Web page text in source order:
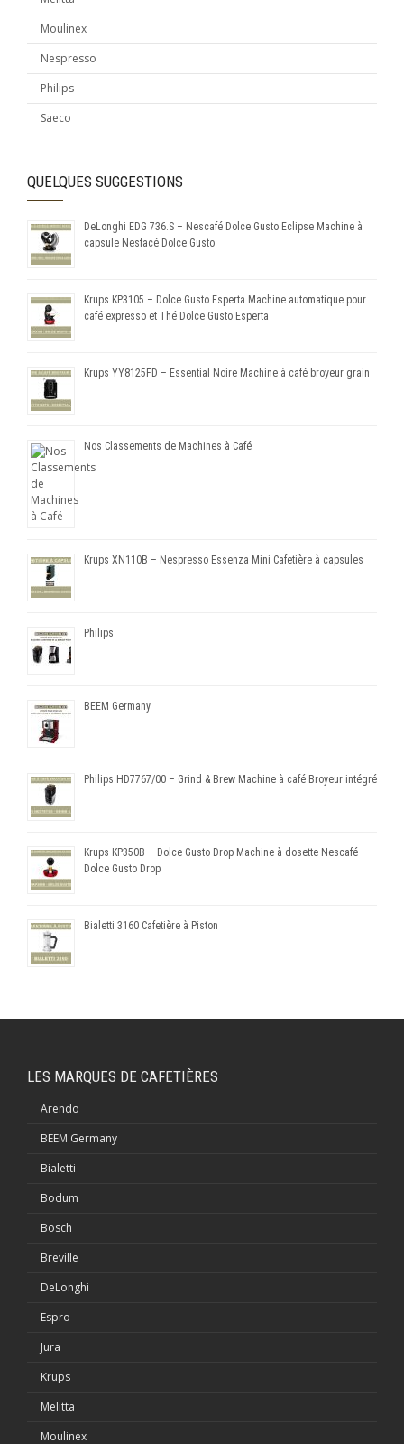
Moulinex
Nespresso
Philips
Saeco
QUELQUES SUGGESTIONS
DeLonghi EDG 736.S – Nescafé Dolce Gusto Eclipse Machine à
capsule Nesfacé Dolce Gusto
Krups KP3105 – Dolce Gusto Esperta Machine automatique pour
café expresso et Thé Dolce Gusto Esperta
Krups YY8125FD – Essential Noire Machine à café broyeur grain
Nos Classements de Machines à Café
Krups XN110B – Nespresso Essenza Mini Cafetière à capsules
Philips
BEEM Germany
Philips HD7767/00 – Grind & Brew Machine à café Broyeur intégré
Krups KP350B – Dolce Gusto Drop Machine à dosette Nescafé
Dolce Gusto Drop
Bialetti 3160 Cafetière à Piston
LES MARQUES DE CAFETIÈRES
Arendo
BEEM Germany
Bialetti
Bodum
Bosch
Breville
DeLonghi
Espro
Jura
Krups
Melitta
Moulinex